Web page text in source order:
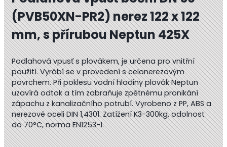
(PVB50XN-PR2) nerez 122 x 122
mm, s přírubou Neptun 425X
Podlahová vpusť s plovákem, je určena pro vnitřní
použití. Vyrábí se v provedení s celonerezovým
povrchem. Při poklesu vodní hladiny plovák Neptun
uzavírá odtok a tím zabraňuje zpětnému pronikání
zápachu z kanalizačního potrubí. Vyrobeno z PP, ABS a
nerezové oceli DIN 1,4301. Zatížení K3-300kg, odolnost
do 70°C, norma EN1253-1.